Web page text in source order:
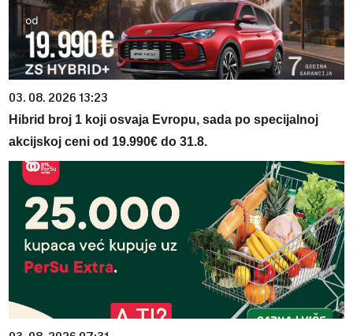
03. 08. 2026 13:23
Hibrid broj 1 koji osvaja Evropu, sada po specijalnoj
akcijskoj ceni od 19.990€ do 31.8.